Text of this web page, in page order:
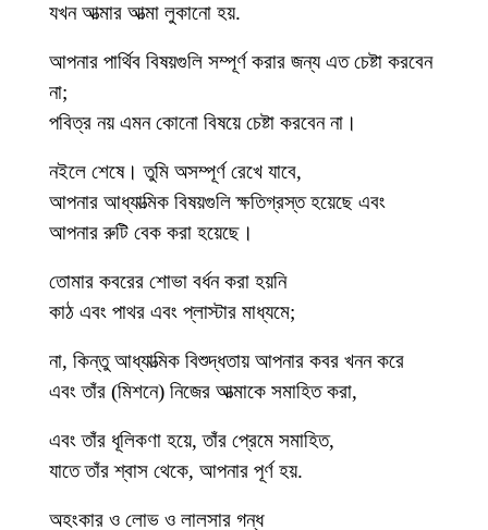
যখন আত্মার আত্মা লুকানো হয়.
আপনার পার্থিব বিষয়গুলি সম্পূর্ণ করার জন্য এত চেষ্টা করবেন
না;
পবিত্র নয় এমন কোনো বিষয়ে চেষ্টা করবেন না।
নইলে শেষে। তুমি অসম্পূর্ণ রেখে যাবে,
আপনার আধ্যাত্মিক বিষয়গুলি ক্ষতিগ্রস্ত হয়েছে এবং
আপনার রুটি বেক করা হয়েছে।
তোমার কবরের শোভা বর্ধন করা হয়নি
কাঠ এবং পাথর এবং প্লাস্টার মাধ্যমে;
না, কিন্তু আধ্যাত্মিক বিশুদ্ধতায় আপনার কবর খনন করে
এবং তাঁর (মিশনে) নিজের আত্মাকে সমাহিত করা,
এবং তাঁর ধূলিকণা হয়ে, তাঁর প্রেমে সমাহিত,
যাতে তাঁর শ্বাস থেকে, আপনার পূর্ণ হয়.
অহংকার ও লোভ ও লালসার গন্ধ